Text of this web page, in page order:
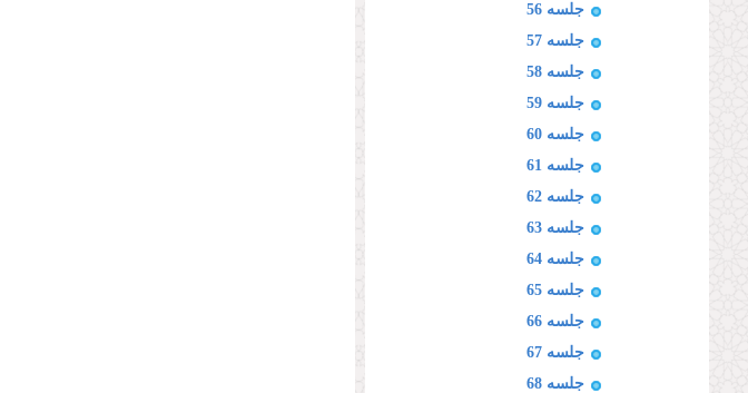
جلسه 56
جلسه 57
جلسه 58
جلسه 59
جلسه 60
جلسه 61
جلسه 62
جلسه 63
جلسه 64
جلسه 65
جلسه 66
جلسه 67
جلسه 68